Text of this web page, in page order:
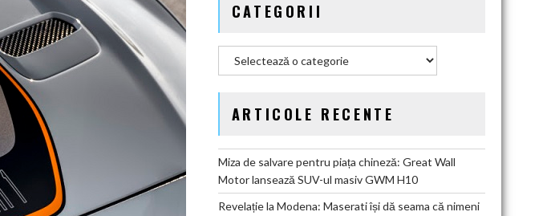
CATEGORII
ARTICOLE RECENTE
Miza de salvare pentru piața chineză: Great Wall
Motor lansează SUV-ul masiv GWM H10
Revelație la Modena: Maserati își dă seama că nimeni